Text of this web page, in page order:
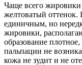
Чаще всего
желтоватый оттенок.
единичным, но
жировики,
образование
пальпации не
кожа не зудит и не